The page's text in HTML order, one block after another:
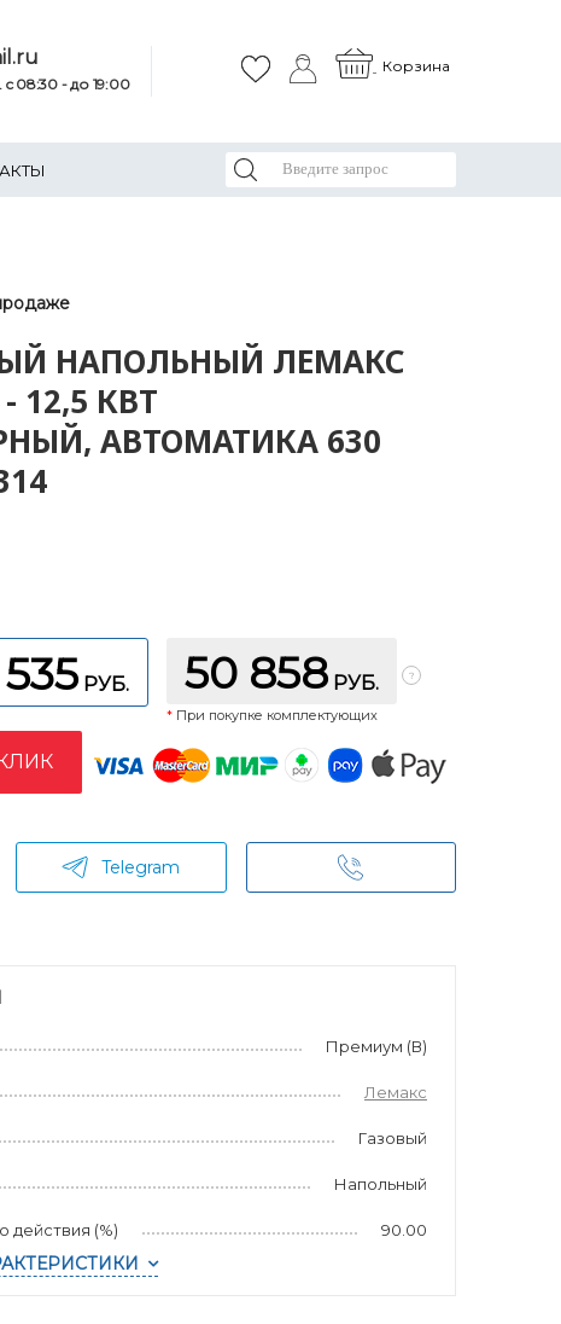
08:30 - до 19:00
Корзина
НАПОЛЬНЫЙ ЛЕМАКС
12,5 КВТ
АВТОМАТИКА 630
РУБ. 50 858 РУБ.
* При покупке комплектующих
Telegram
Премиум (В)
Лемакс
Газовый
Напольный
действия (%) 90.00